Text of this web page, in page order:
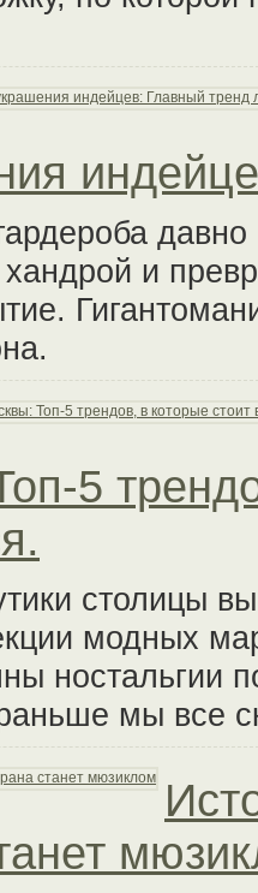
и
5
столицы
модных
ностальгии
мы все